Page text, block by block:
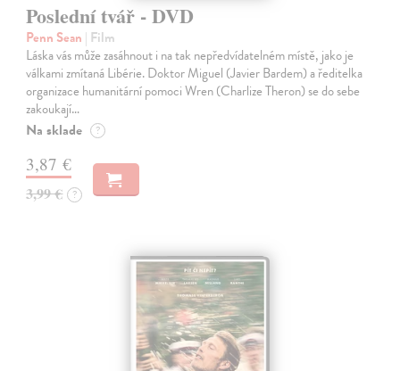
Poslední tvář - DVD
Penn Sean | Film
Láska vás může zasáhnout i na tak nepředvídatelném místě, jako je
válkami zmítaná Libérie. Doktor Miguel (Javier Bardem) a ředitelka
organizace humanitární pomoci Wren (Charlize Theron) se do sebe
zakoukají…
Na sklade ?
3,87 €
3,99 € ?